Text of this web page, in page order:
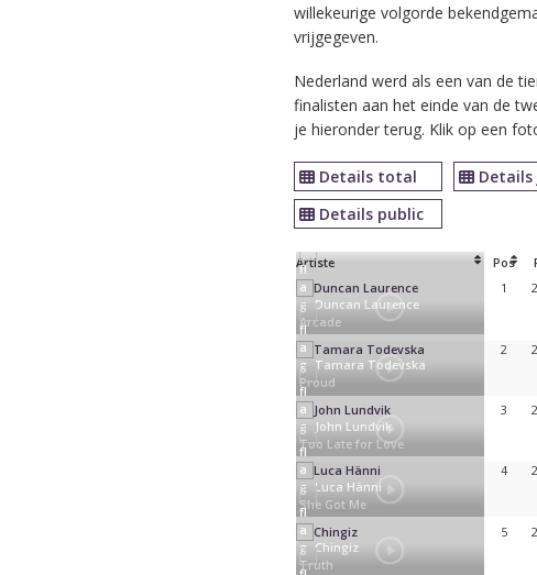
willekeurige volgorde
vrijgegeven.
Nederland werd als een van de
finalisten aan het einde van de
je hieronder terug. Klik op een
Details total
Details
Details public
Artiste Pos
Duncan Laurence
Arcade
1
Tamara Todevska
Proud
2
John Lundvik
Too Late for Love
3
Luca Hänni
She Got Me
4
Chingiz
Truth
5